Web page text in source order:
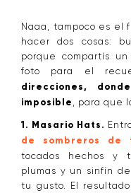
Naaa, tampoco es el
hacer dos cosas:
porque compartís
foto para el
direcciones,
imposible , para que
1. Masario Hats.
de sombreros de
tocados hechos y
plumas y un sinfín
tu gusto. El